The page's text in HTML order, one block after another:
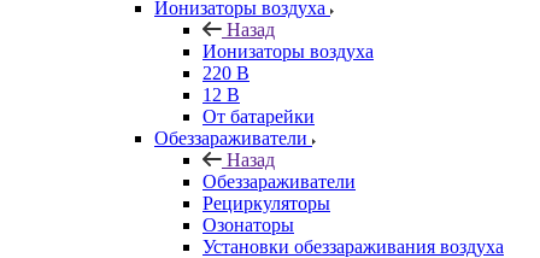
Ионизаторы воздуха
Назад
Ионизаторы воздуха
220 В
12 В
От батарейки
Обеззараживатели
Назад
Обеззараживатели
Рециркуляторы
Озонаторы
Установки обеззараживания воздуха